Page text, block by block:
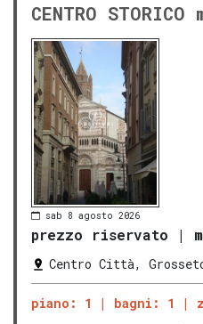
CENTRO
sab 8 agosto 2026
prezzo riservato |
Centro Città,
piano: 1 bagni: 1